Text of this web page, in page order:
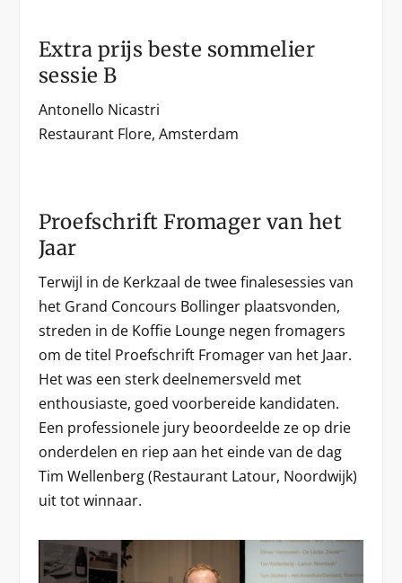
Extra prijs beste sommelier
sessie B
Antonello Nicastri
Restaurant Flore, Amsterdam
Proefschrift Fromager van het
Jaar
Terwijl in de Kerkzaal de twee finalesessies van
het Grand Concours Bollinger plaatsvonden,
streden in de Koffie Lounge negen fromagers
om de titel Proefschrift Fromager van het Jaar.
Het was een sterk deelnemersveld met
enthousiaste, goed voorbereide kandidaten.
Een professionele jury beoordeelde ze op drie
onderdelen en riep aan het einde van de dag
Tim Wellenberg (Restaurant Latour, Noordwijk)
uit tot winnaar.